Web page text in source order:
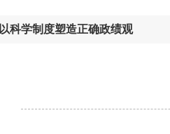
以科学制度塑造正确政绩观